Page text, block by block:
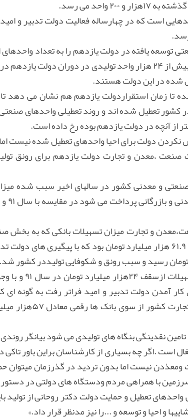
تعداد واحدهایی است که در چهارساله فعالیت دولت تدبیر و
توسعه یافته در دولت یازدهم را به تعداد
بیفزاییم متوجه می شویم که بیش از ۲۴ هزار واحد تولیدی در دوران
تا زمان استقراردولت یازدهم هم نشان می دهد تا
و ۵۰۰ کارخانه در کشور تعطیل شده اند و روند تعطیلی
از آنچه در دولت یازدهم بوده رخ داده است.
نکردن دولت برای احیا واحدهای تعطیل شده نیست
صنعت ،معدن و تجارت دولت یازدهم برای رونق
و معدنی کشور در سالهای اخیر سبب شده
پرداخت می شد رقمی معادل ۶۱.۹ هزار میلیارد تومان بود که با پیگیری
در بخش بازرگانی
پرداختی به بخش
نقدینگی بنگاه های تولیدی می شود بیانگر
است .اگر چه بسیاری از کارشناسان براین باور تاکی
نیست اما بدون تردید در گذرزمان میتوان
با همراهی مردم ودستگاه های دولتی در دستور
تعطیل و حمایت دولت دکتر روحانی از تولید
و احیا و توسعه و ...را نیز مدنظر قرار داد.»